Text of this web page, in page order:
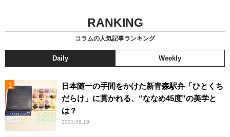
RANKING
コラムの人気記事ランキング
Daily Weekly
日本随一の手間をかけた新青森駅弁「ひとくち
だらけ」に貫かれる、“ななめ45度”の美学と
は？
2023.06.19